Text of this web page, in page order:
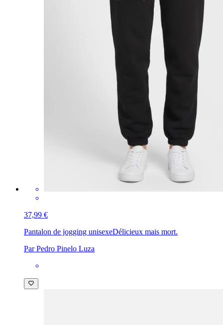
37,99 €
Pantalon de jogging unisexeDélicieux mais mort.
Par Pedro Pinelo Luza